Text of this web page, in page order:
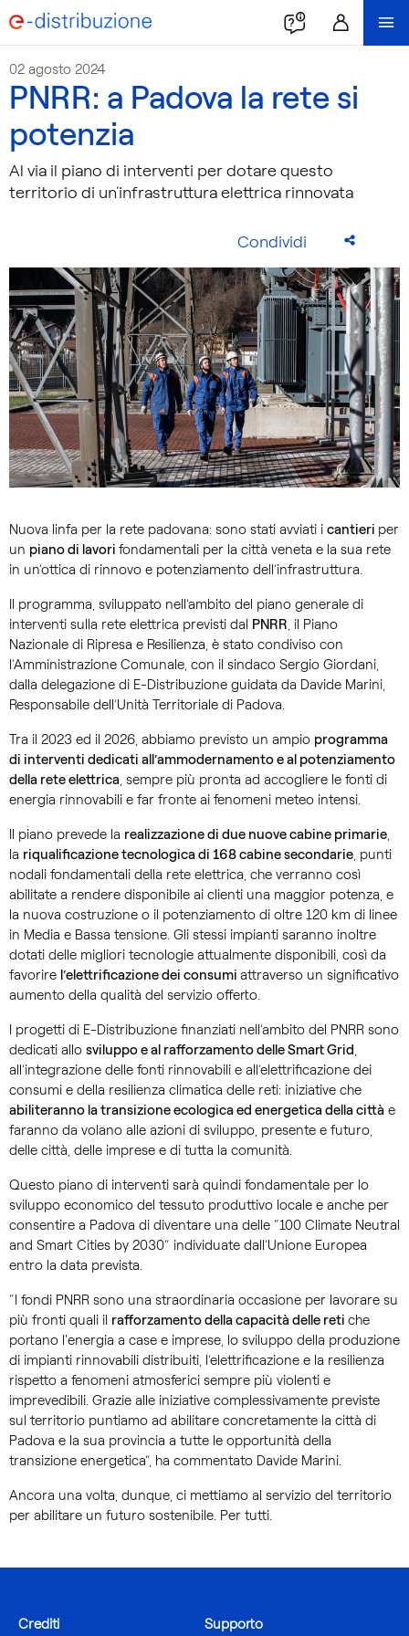
02 agosto 2024
PNRR: a Padova la rete si
potenzia
Al via il piano di interventi per dotare questo
territorio di un’infrastruttura elettrica rinnovata
Condividi
Nuova linfa per la rete padovana: sono stati avviati i cantieri per
un piano di lavori fondamentali per la città veneta e la sua rete
in un’ottica di rinnovo e potenziamento dell’infrastruttura.
Il programma, sviluppato nell’ambito del piano generale di
interventi sulla rete elettrica previsti dal PNRR, il Piano
Nazionale di Ripresa e Resilienza, è stato condiviso con
l’Amministrazione Comunale, con il sindaco Sergio Giordani,
dalla delegazione di E-Distribuzione guidata da Davide Marini,
Responsabile dell’Unità Territoriale di Padova.
Tra il 2023 ed il 2026, abbiamo previsto un ampio programma
di interventi dedicati all’ammodernamento e al potenziamento
della rete elettrica, sempre più pronta ad accogliere le fonti di
energia rinnovabili e far fronte ai fenomeni meteo intensi.
Il piano prevede la realizzazione di due nuove cabine primarie,
la riqualificazione tecnologica di 168 cabine secondarie, punti
nodali fondamentali della rete elettrica, che verranno così
abilitate a rendere disponibile ai clienti una maggior potenza, e
la nuova costruzione o il potenziamento di oltre 120 km di linee
in Media e Bassa tensione. Gli stessi impianti saranno inoltre
dotati delle migliori tecnologie attualmente disponibili, così da
favorire l’elettrificazione dei consumi attraverso un significativo
aumento della qualità del servizio offerto.
I progetti di E-Distribuzione finanziati nell’ambito del PNRR sono
dedicati allo sviluppo e al rafforzamento delle Smart Grid,
all’integrazione delle fonti rinnovabili e all’elettrificazione dei
consumi e della resilienza climatica delle reti: iniziative che
abiliteranno la transizione ecologica ed energetica della città e
faranno da volano alle azioni di sviluppo, presente e futuro,
delle città, delle imprese e di tutta la comunità.
Questo piano di interventi sarà quindi fondamentale per lo
sviluppo economico del tessuto produttivo locale e anche per
consentire a Padova di diventare una delle “100 Climate Neutral
and Smart Cities by 2030” individuate dall’Unione Europea
entro la data prevista.
“I fondi PNRR sono una straordinaria occasione per lavorare su
più fronti quali il rafforzamento della capacità delle reti che
portano l'energia a case e imprese, lo sviluppo della produzione
di impianti rinnovabili distribuiti, l’elettrificazione e la resilienza
rispetto a fenomeni atmosferici sempre più violenti e
imprevedibili. Grazie alle iniziative complessivamente previste
sul territorio puntiamo ad abilitare concretamente la città di
Padova e la sua provincia a tutte le opportunità della
transizione energetica”, ha commentato Davide Marini.
Ancora una volta, dunque, ci mettiamo al servizio del territorio
per abilitare un futuro sostenibile. Per tutti.
Crediti Supporto